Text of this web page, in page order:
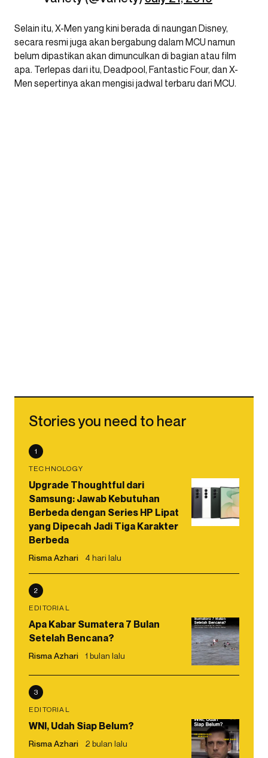
Selain itu, X-Men yang kini berada di naungan Disney,
secara resmi juga akan bergabung dalam MCU namun
belum dipastikan akan dimunculkan di bagian atau film
apa. Terlepas dari itu, Deadpool, Fantastic Four, dan X-
Men sepertinya akan mengisi jadwal terbaru dari MCU.
Stories you need to hear
1
TECHNOLOGY
Upgrade Thoughtful dari
Samsung: Jawab Kebutuhan
Berbeda dengan Series HP Lipat
yang Dipecah Jadi Tiga Karakter
Berbeda
Risma Azhari 4 hari lalu
2
EDITORIAL
Apa Kabar Sumatera 7 Bulan
Setelah Bencana?
Risma Azhari 1 bulan lalu
3
EDITORIAL
WNI, Udah Siap Belum?
Risma Azhari 2 bulan lalu